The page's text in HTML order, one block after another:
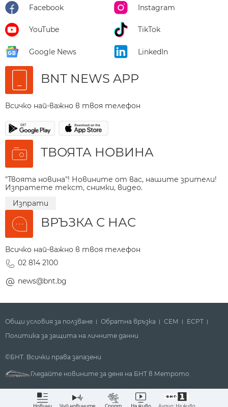
Facebook Instagram
YouTube TikTok
Google News LinkedIn
BNT NEWS APP
Всичко най-важно в твоя телефон
ТВОЯТА НОВИНА
"Твоята новина"! Новините от вас, нашите зрители!
Изпратете текст, снимки, видео.
Изпрати
ВРЪЗКА С НАС
Всичко най-важно в твоя телефон
02 814 2100
news@bnt.bg
Новини Чуй новините Спорт На живо Аудио: На живо
Общи условия за ползване Обратна връзка СЕМ
ECPT
Политика за защита на личните данни
©БНТ. Всички права запазени
Гледайте новините за деня на БНТ в Метрото